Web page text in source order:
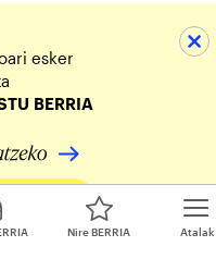
Atalak
Nire BERRIA
esker
BERRIA